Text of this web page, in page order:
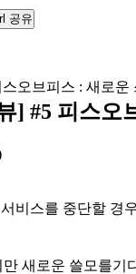
] #5 피스오
비스를 중단할 경
새로운 쓸모를